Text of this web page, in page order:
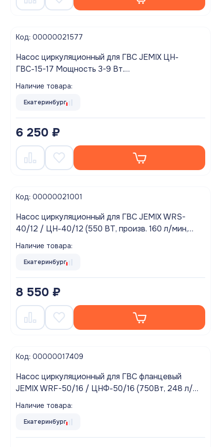
Код: 00000021577
Насос циркуляционный для ГВС JEMIX ЦН-
ГВС-15-17 Мощность 3-9 Вт.
Производительность до 600 л/час.
Наличие товара:
Екатеринбург
6 250 ₽
Код: 00000021001
Насос циркуляционный для ГВС JEMIX WRS-
40/12 / ЦН-40/12 (550 ВТ, произв. 160 л/мин,
Подключение (резьба) - 1 дюйм,Макс. подъем -
до 12 метров)
Наличие товара:
Екатеринбург
8 550 ₽
Код: 00000017409
Насос циркуляционный для ГВС фланцевый
JEMIX WRF-50/16 / ЦНФ-50/16 (750Вт, 248 л/
мин, макс подъем 16м)
Наличие товара:
Екатеринбург